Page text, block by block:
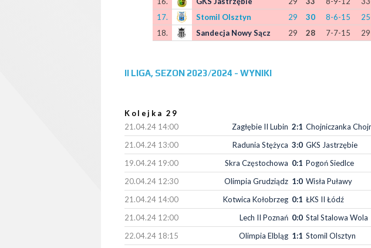
17.
Stomil Olsztyn 29 30 8-6-15
18.
Sandecja Nowy Sącz 29 28 7-7-15
II LIGA, SEZON 2023/2024 - WYNIKI
Kolejka 29
21.04.24 14:00
Zagłębie II Lubin 2:1 Chojniczanka
21.04.24 13:00
Radunia Stężyca 3:0 GKS Jastrzębie
19.04.24 19:00 Skra Częstochowa 0:1 Pogoń Siedlce
20.04.24 12:30 Olimpia Grudziądz 1:0 Wisła Puławy
21.04.24 14:00 Kotwica Kołobrzeg 0:1 ŁKS II Łódź
21.04.24 12:00 Lech II Poznań 0:0 Stal Stalowa Wola
22.04.24 18:15 Olimpia Elbląg 1:1 Stomil Olsztyn